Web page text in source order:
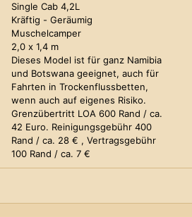
Single Cab 4,2L
Kräftig - Geräumig
Muschelcamper
2,0 x 1,4 m
Dieses Model ist für ganz Namibia
und Botswana geeignet, auch für
Fahrten in Trockenflussbetten,
wenn auch auf eigenes Risiko.
Grenzübertritt LOA 600 Rand / ca.
42 Euro. Reinigungsgebühr 400
Rand / ca. 28 € , Vertragsgebühr
100 Rand / ca. 7 €